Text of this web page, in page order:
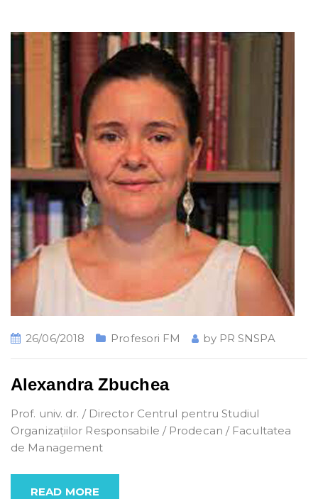
26/06/2018 Profesori FM by PR SNSPA
Alexandra Zbuchea
Prof. univ. dr. / Director Centrul pentru Studiul
Organizațiilor Responsabile / Prodecan / Facultatea
de Management
READ MORE